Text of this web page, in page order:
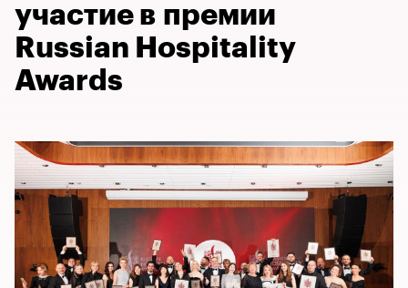
участие в премии
Russian Hospitality
Awards